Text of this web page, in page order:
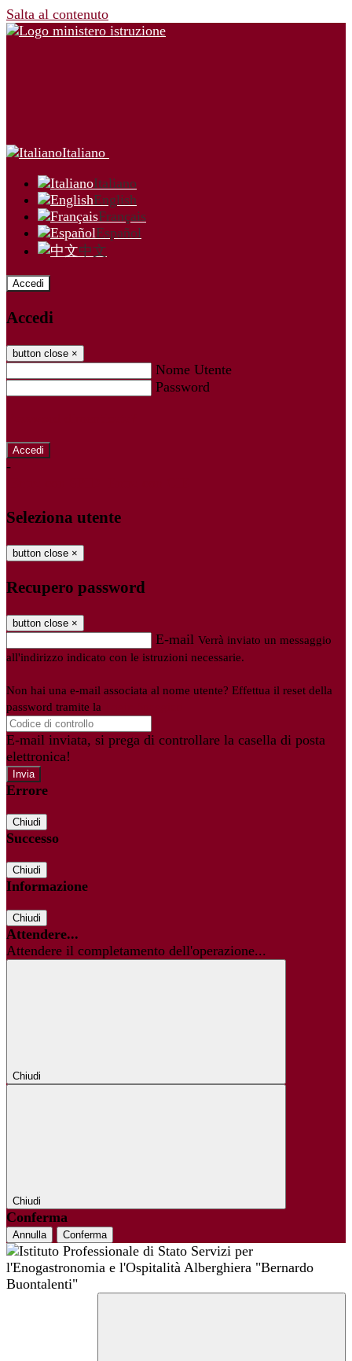
Salta al contenuto
Italiano
Italiano
English
Français
Español
中文
Accedi
Accedi
button close ×
Nome Utente
Password
-
Seleziona utente
button close ×
Recupero password
button close ×
E-mail Verrà inviato un messaggio
all'indirizzo indicato con le istruzioni necessarie.
Non hai una e-mail associata al nome utente? Effettua il reset della
password tramite la
E-mail inviata, si prega di controllare la casella di posta
elettronica!
Errore
Chiudi
Successo
Chiudi
Informazione
Chiudi
Attendere...
Attendere il completamento dell'operazione...
Chiudi
Chiudi
Conferma
Annulla Conferma